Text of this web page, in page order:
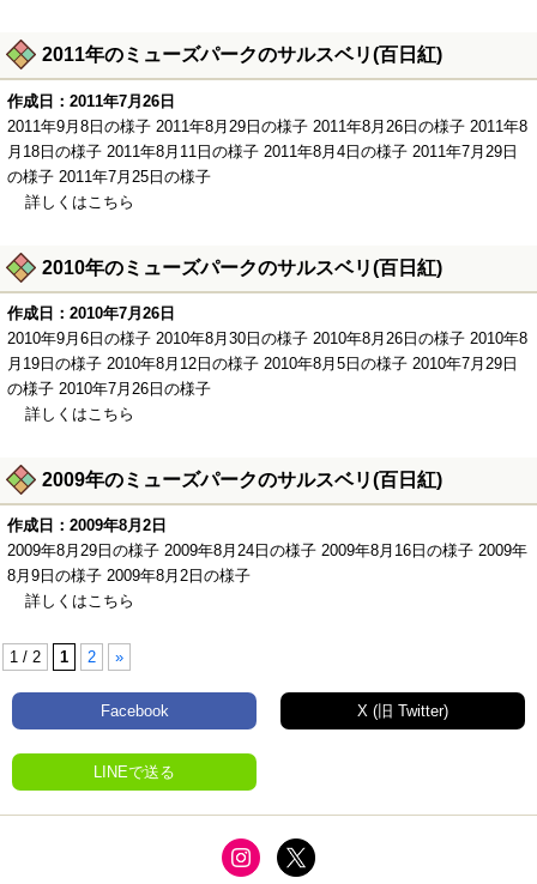
2011年のミューズパークのサルスベリ(百日紅)
作成日：2011年7月26日
2011年9月8日の様子 2011年8月29日の様子 2011年8月26日の様子 2011年8
月18日の様子 2011年8月11日の様子 2011年8月4日の様子 2011年7月29日
の様子 2011年7月25日の様子
詳しくはこちら
2010年のミューズパークのサルスベリ(百日紅)
作成日：2010年7月26日
2010年9月6日の様子 2010年8月30日の様子 2010年8月26日の様子 2010年8
月19日の様子 2010年8月12日の様子 2010年8月5日の様子 2010年7月29日
の様子 2010年7月26日の様子
詳しくはこちら
2009年のミューズパークのサルスベリ(百日紅)
作成日：2009年8月2日
2009年8月29日の様子 2009年8月24日の様子 2009年8月16日の様子 2009年
8月9日の様子 2009年8月2日の様子
詳しくはこちら
1 / 2 1 2 »
Facebook X (旧 Twitter)
LINEで送る